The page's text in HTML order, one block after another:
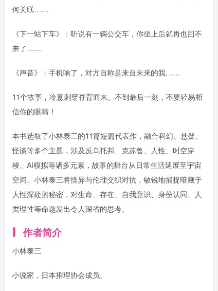
何关联……
《下一站下车》：听说有一辆公交车，你坐上后就再也回不
来了……
《声音》：手机响了，对方自称是来自未来的我……
11个故事，冷意刺穿脊背而来。不到最后一刻，不要轻易相
信你的眼睛！
本书选取了小林泰三的11篇短篇代表作，融合科幻、悬疑、
怪谈等多个主题，涉及反乌托邦、克苏鲁、人性、时空穿
梭、AI模拟等诸多元素，故事的舞台从日常生活延展至宇宙
空间。小林泰三将怪异与伦理交织对抗，敏锐地捕捉暗藏于
人性深处的秘密，对生命、存在、自我意识、身份认同、人
类理性等命题发出令人深省的思考。
作者简介
小林泰三
小说家，日本推理协会成员。